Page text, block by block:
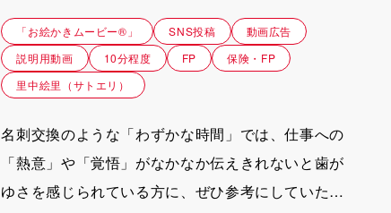
ナー 岡野祐司 様
「お絵かきムービー®」 SNS投稿
動画広告
説明用動画
10分程度 FP
保険・FP
里中絵里（サトエリ）
名刺交換のような「わずかな時間」では、仕事への
「熱意」や「覚悟」がなかなか伝えきれないと歯が
ゆさを感じられている方に、ぜひ参考にしていただ